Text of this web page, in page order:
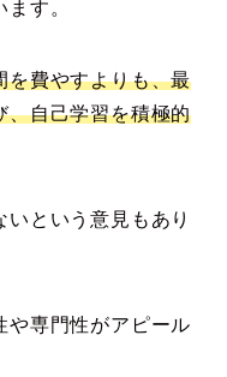
す。
を費やすよりも、最
、自己学習を積極的
という意見もあり
や専門性がアピール